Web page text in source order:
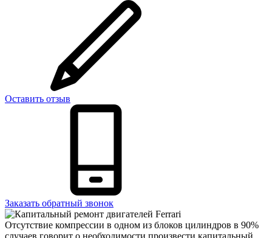
Оставить отзыв
Заказать обратный звонок
Отсутствие компрессии в одном из блоков цилиндров в 90%
случаев говорит о необходимости произвести капитальный